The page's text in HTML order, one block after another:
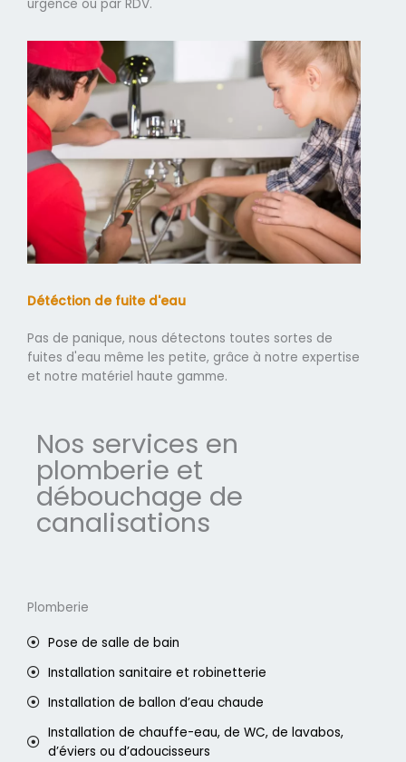
urgence ou par RDV.
Détéction de fuite d'eau
Pas de panique, nous détectons toutes sortes de
fuites d'eau même les petite, grâce à notre expertise
et notre matériel haute gamme.
Nos services en
plomberie et
débouchage de
canalisations
Plomberie
Pose de salle de bain
Installation sanitaire et robinetterie
Installation de ballon d’eau chaude
Installation de chauffe-eau, de WC, de lavabos,
d’éviers ou d’adoucisseurs